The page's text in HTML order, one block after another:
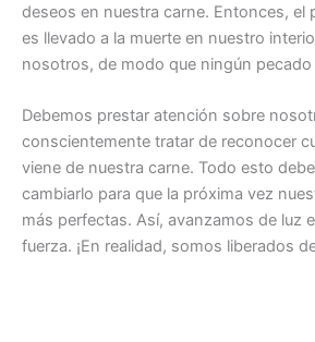
deseos en nuestra carne. Entonces, el
es llevado a la muerte en nuestro
nosotros, de modo que ningún
Debemos prestar atención sobre
conscientemente tratar de reconocer
viene de nuestra carne. Todo esto
cambiarlo para que la próxima vez
más perfectas. Así, avanzamos de luz
fuerza. ¡En realidad, somos liberados